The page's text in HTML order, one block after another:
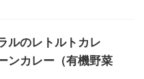
ルのレトルトカレ
ンカレー（有機野菜